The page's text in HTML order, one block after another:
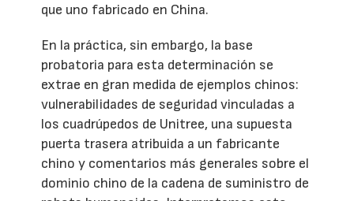
que uno fabricado en China.
En la práctica, sin embargo, la base
probatoria para esta determinación se
extrae en gran medida de ejemplos chinos:
vulnerabilidades de seguridad vinculadas a
los cuadrúpedos de Unitree, una supuesta
puerta trasera atribuida a un fabricante
chino y comentarios más generales sobre el
dominio chino de la cadena de suministro de